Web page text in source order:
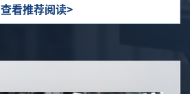
查看推荐阅读